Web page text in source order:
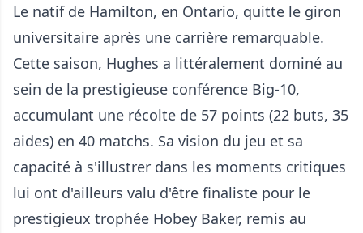
Le natif de Hamilton, en Ontario, quitte le giron
universitaire après une carrière remarquable.
Cette saison, Hughes a littéralement dominé au
sein de la prestigieuse conférence Big-10,
accumulant une récolte de 57 points (22 buts, 35
aides) en 40 matchs. Sa vision du jeu et sa
capacité à s'illustrer dans les moments critiques
lui ont d'ailleurs valu d'être finaliste pour le
prestigieux trophée Hobey Baker, remis au